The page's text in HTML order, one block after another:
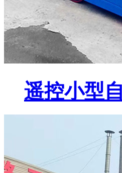
遥控小型